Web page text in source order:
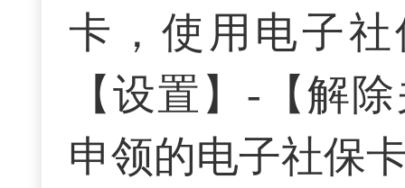
卡，使用电子
【设置】-【解
申领的电子社保